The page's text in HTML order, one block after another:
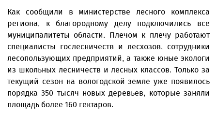
Как сообщили в министерстве лесного комплекса
региона, к благородному делу подключились все
муниципалитеты области. Плечом к плечу работают
специалисты гослесничеств и лесхозов, сотрудники
лесопользующих предприятий, а также юные экологи
из школьных лесничеств и лесных классов. Только за
текущий сезон на вологодской земле уже появилось
порядка 350 тысяч новых деревьев, которые заняли
площадь более 160 гектаров.